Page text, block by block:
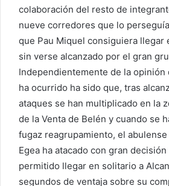
colaboración del resto de
nueve corredores que lo
que Pau Miquel consiguiera llegar
sin verse alcanzado por el gran
Independientemente de la opinión
ha ocurrido ha sido que, tras
ataques se han multiplicado en la
de la Venta de Belén y cuando se
fugaz reagrupamiento, el
Egea ha atacado con gran
permitido llegar en solitario a
segundos de ventaja sobre su